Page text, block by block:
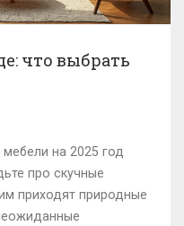
что выбрать
на 2025 год
про скучные
приходят природные